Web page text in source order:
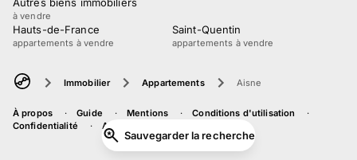
Autres biens immobiliers
à vendre
Hauts-de-France
appartements à vendre
Saint-Quentin
appartements à vendre
Immobilier Appartements Aisne
À propos Guide Mentions
Conditions d'utilisation
Confidentialité
Accessibilité
Sauvegarder la recherche